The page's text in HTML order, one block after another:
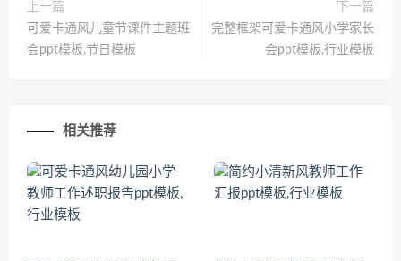
上一篇
可爱卡通风儿童节课件主题班
会ppt模板,节日模板
下一篇
完整框架可爱卡通风小学家长
会ppt模板,行业模板
相关推荐